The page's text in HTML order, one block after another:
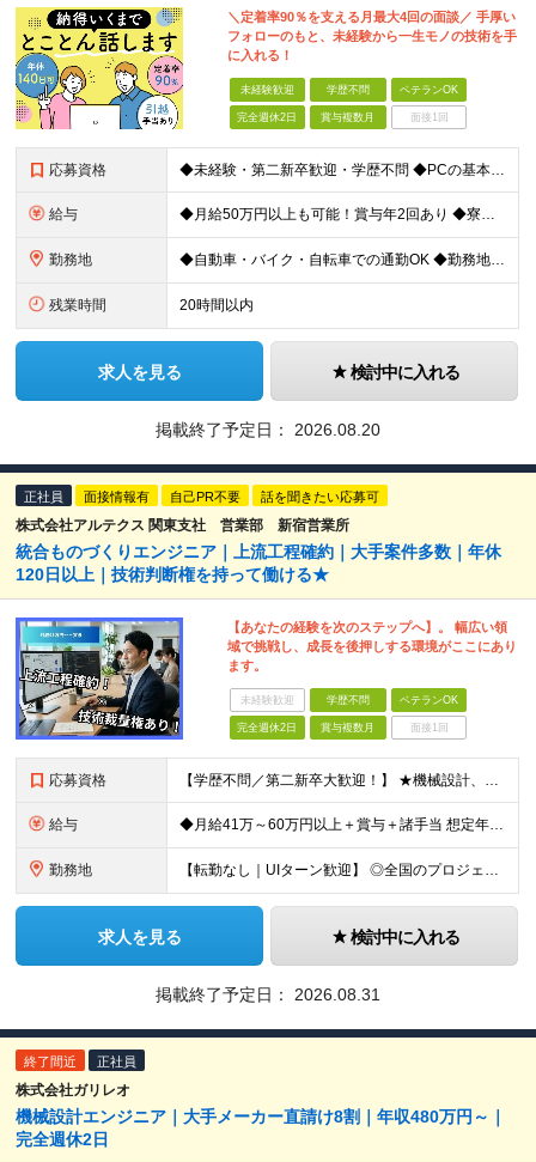
＼定着率90％を支える月最大4回の面談／ 手厚い
フォローのもと、未経験から一生モノの技術を手
に入れる！
未経験歓迎 学歴不問 ベテランOK
完全週休2日 賞与複数月 面接1回
応募資格 ◆未経験・第二新卒歓迎・学歴不問 ◆PCの基本的なスキル（Excel、Wordの操作が可能なレベルでOK）
給与 ◆月給50万円以上も可能！賞与年2回あり ◆寮あり（50％会社負担／上限2.5万円。社内規定による） ◆引越手当あり（上限4万円） 【未経験者】 月給23万円～25万円＋賞与年2回＋独身寮･引越手当
勤務地 ◆自動車・バイク・自転車での通勤OK ◆勤務地については希望や現住所などを考慮 （静岡、及び神奈川・愛知のクライアント先での勤務となります） 【下記クライアント先での勤務】 ■静岡県 ∟磐田市、掛川
残業時間 20時間以内
求人を見る 検討中に入れる
掲載終了予定日： 2026.08.20
正社員 面接情報有 自己PR不要 話を聞きたい応募可
株式会社アルテクス 関東支社 営業部 新宿営業所
統合ものづくりエンジニア｜上流工程確約｜大手案件多数｜年休
120日以上｜技術判断権を持って働ける★
【あなたの経験を次のステップへ】。 幅広い領
域で挑戦し、成長を後押しする環境がここにあり
ます。
未経験歓迎 学歴不問 ベテランOK
完全週休2日 賞与複数月 面接1回
応募資格 【学歴不問／第二新卒大歓迎！】 ★機械設計、電気設計、制御（組込・FA制御など）のいずれかに関する一連の工程経験をお持ちの方（実務年数やブランクは問いません） 〜「完全にマネジメントができる方」だけ
給与 ◆月給41万～60万円以上＋賞与＋諸手当 想定年収500万円～700万円 ※経験や能力を考慮して優遇します ※残業代は別途全額支給します ※試用期間3ヶ月（期間中も待遇・条件に差異はございません）
勤務地 【転勤なし｜UIターン歓迎】 ◎全国のプロジェクト先へ配属 ※配属先は希望を考慮します ※お任せする業務の状況により転居を伴う就業の可能性はありますが、その際は希望を考慮します ◆本社 福岡県
求人を見る 検討中に入れる
掲載終了予定日： 2026.08.31
終了間近 正社員
株式会社ガリレオ
機械設計エンジニア｜大手メーカー直請け8割｜年収480万円～｜
完全週休2日